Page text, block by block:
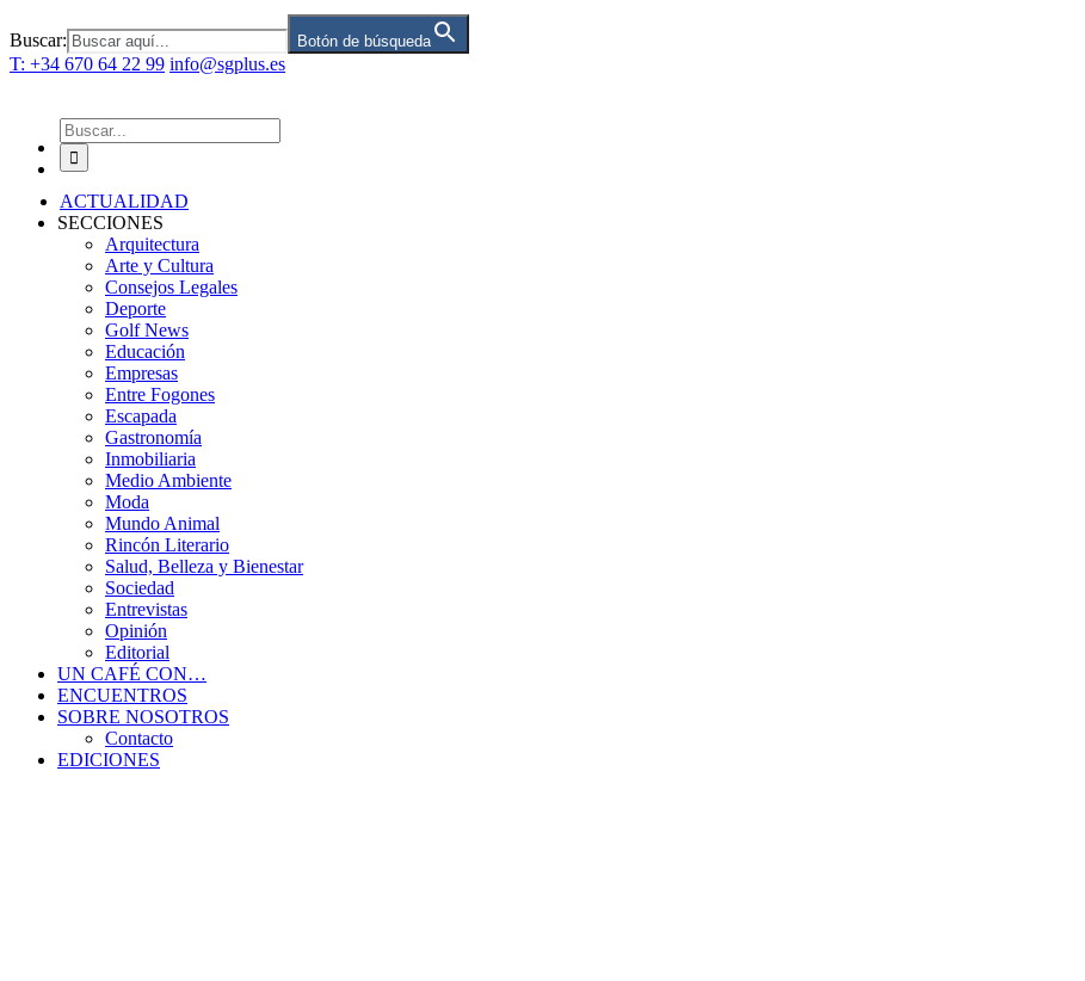
Buscar: Botón de búsqueda
T: +34 670 64 22 99 info@sgplus.es
Buscar:
ACTUALIDAD
SECCIONES
Arquitectura
Arte y Cultura
Consejos Legales
Deporte
Golf News
Educación
Empresas
Entre Fogones
Escapada
Gastronomía
Inmobiliaria
Medio Ambiente
Moda
Mundo Animal
Rincón Literario
Salud, Belleza y Bienestar
Sociedad
Entrevistas
Opinión
Editorial
UN CAFÉ CON…
ENCUENTROS
SOBRE NOSOTROS
Contacto
EDICIONES